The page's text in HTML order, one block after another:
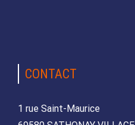
CONTACT
1 rue Saint-Maurice